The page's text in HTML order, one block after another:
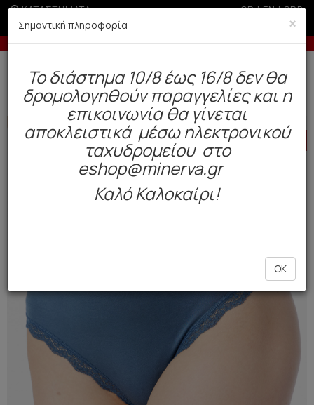
ΚΑΤΑΣΤΗΜΑΤΑ GR|EN|SRB
σε περίοδο εκπτώσεων Έως 6 άτοκες δόσεις με
Δωρεάν αποστολή άνω των 49€. Παράδοση σε 3-5 εργάσιμες.
Γυναίκα Εσώρουχα Everyday Σλιπ
HOT
×
Σημαντική πληροφορία
To διάστημα 10/8 έως 16/8 δεν θα
δρομολογηθούν παραγγελίες και η
επικοινωνία θα γίνεται
αποκλειστικά μέσω ηλεκτρονικού
ταχυδρομείου στο
eshop@minerva.gr
Καλό Καλοκαίρι!
OK